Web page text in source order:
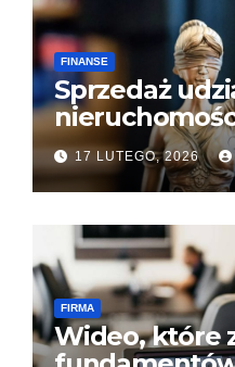
FINANSE
Sprzedaż
wiedzieć, gdy
konflikcie
17 LUTEGO, 2026
FIRMA
Wideo, które